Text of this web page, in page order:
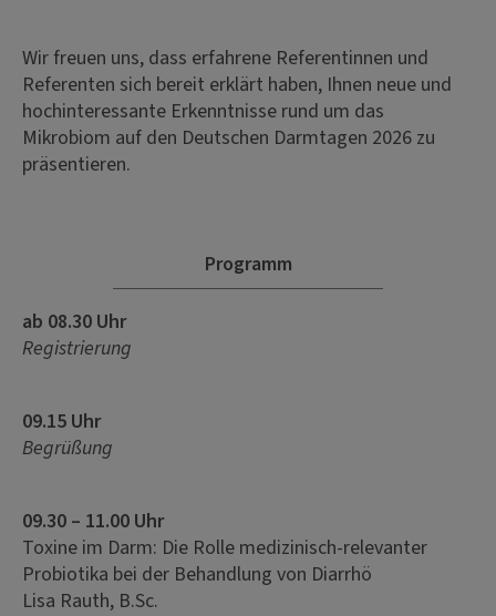
Wir freuen uns, dass erfahrene Referentinnen und
Referenten sich bereit erklärt haben, Ihnen neue und
hochinteressante Erkenntnisse rund um das
Mikrobiom auf den Deutschen Darmtagen 2026 zu
präsentieren.
Programm
ab 08.30 Uhr
Registrierung
09.15 Uhr
Begrüßung
09.30 – 11.00 Uhr
Toxine im Darm: Die Rolle medizinisch-relevanter
Probiotika bei der Behandlung von Diarrhö
Lisa Rauth, B.Sc.